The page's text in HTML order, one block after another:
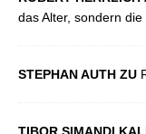
das Alter, sondern
STEPHAN AUTH ZU